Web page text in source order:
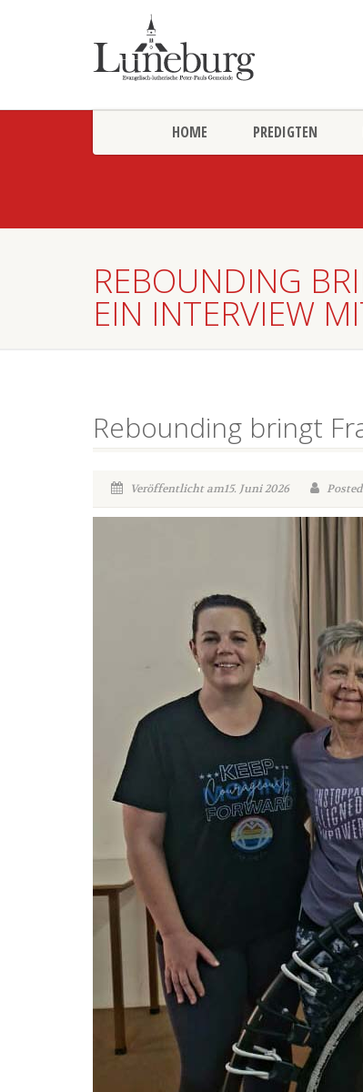
HOME PREDIGTEN
REBOUNDING
EIN INTERVIEW
Rebounding bringt
Veröffentlicht am15. Juni 2026